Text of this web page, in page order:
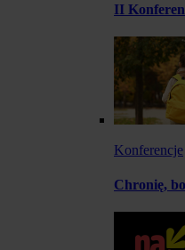
II
Konferencje
Chronię,